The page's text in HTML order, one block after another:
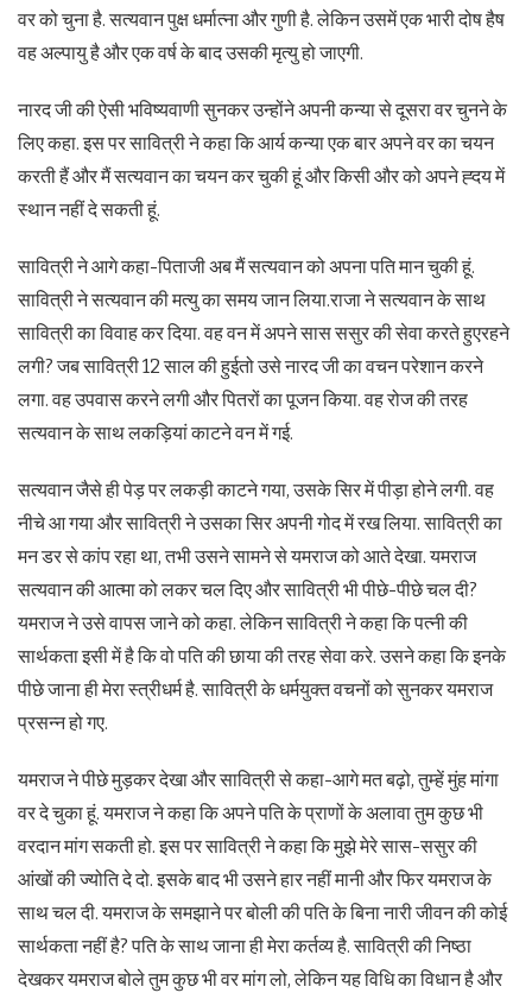
वर को चुना है. सत्यवान पुक्ष धर्मात्ना और गुणी है. लेकिन उसमें एक भारी दोष हैष
वह अल्पायु है और एक वर्ष के बाद उसकी मृत्यु हो जाएगी.
नारद जी की ऐसी भविष्यवाणी सुनकर उन्होंने अपनी कन्या से दूसरा वर चुनने के
लिए कहा. इस पर सावित्री ने कहा कि आर्य कन्या एक बार अपने वर का चयन
करती हैं और मैं सत्यवान का चयन कर चुकी हूं और किसी और को अपने ह्दय में
स्थान नहीं दे सकती हूं.
सावित्री ने आगे कहा-पिताजी अब मैं सत्यवान को अपना पति मान चुकी हूं.
सावित्री ने सत्यवान की मत्यु का समय जान लिया.राजा ने सत्यवान के साथ
सावित्री का विवाह कर दिया. वह वन में अपने सास ससुर की सेवा करते हुएरहने
लगी? जब सावित्री 12 साल की हुईतो उसे नारद जी का वचन परेशान करने
लगा. वह उपवास करने लगी और पितरों का पूजन किया. वह रोज की तरह
सत्यवान के साथ लकड़ियां काटने वन में गई.
सत्यवान जैसे ही पेड़ पर लकड़ी काटने गया, उसके सिर में पीड़ा होने लगी. वह
नीचे आ गया और सावित्री ने उसका सिर अपनी गोद में रख लिया. सावित्री का
मन डर से कांप रहा था, तभी उसने सामने से यमराज को आते देखा. यमराज
सत्यवान की आत्मा को लकर चल दिए और सावित्री भी पीछे-पीछे चल दी?
यमराज ने उसे वापस जाने को कहा. लेकिन सावित्री ने कहा कि पत्नी की
सार्थकता इसी में है कि वो पति की छाया की तरह सेवा करे. उसने कहा कि इनके
पीछे जाना ही मेरा स्त्रीधर्म है. सावित्री के धर्मयुक्त वचनों को सुनकर यमराज
प्रसन्न हो गए.
यमराज ने पीछे मुड़कर देखा और सावित्री से कहा-आगे मत बढ़ो, तुम्हें मुंह मांगा
वर दे चुका हूं. यमराज ने कहा कि अपने पति के प्राणों के अलावा तुम कुछ भी
वरदान मांग सकती हो. इस पर सावित्री ने कहा कि मुझे मेरे सास-ससुर की
आंखों की ज्योति दे दो. इसके बाद भी उसने हार नहीं मानी और फिर यमराज के
साथ चल दी. यमराज के समझाने पर बोली की पति के बिना नारी जीवन की कोई
सार्थकता नहीं है? पति के साथ जाना ही मेरा कर्तव्य है. सावित्री की निष्ठा
देखकर यमराज बोले तुम कुछ भी वर मांग लो, लेकिन यह विधि का विधान है और